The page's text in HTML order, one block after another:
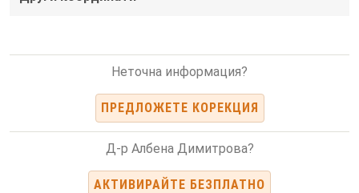
Неточна информация?
ПРЕДЛОЖЕТЕ КОРЕКЦИЯ
Д-р Албена Димитрова?
АКТИВИРАЙТЕ БЕЗПЛАТНО